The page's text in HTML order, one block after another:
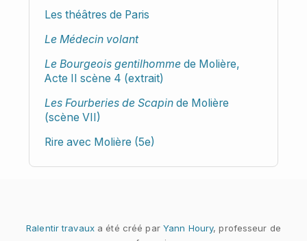
Les théâtres de Paris
Le Médecin volant
Le Bourgeois gentilhomme de Molière,
Acte II scène 4 (extrait)
Les Fourberies de Scapin de Molière
(scène VII)
Rire avec Molière (5e)
Ralentir travauxa été créé par Yann Houry, professeur de